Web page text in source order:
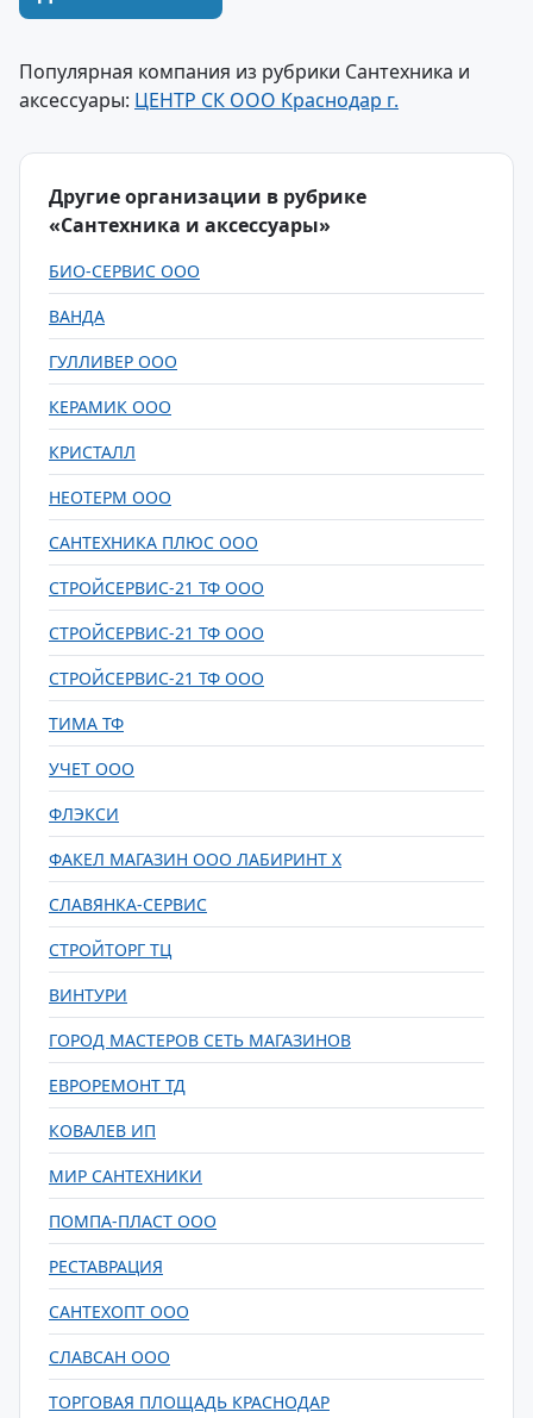
Популярная компания из рубрики Сантехника и
аксессуары: ЦЕНТР СК ООО Краснодар г.
Другие организации в рубрике
«Сантехника и аксессуары»
БИО-СЕРВИС ООО
ВАНДА
ГУЛЛИВЕР ООО
КЕРАМИК ООО
КРИСТАЛЛ
НЕОТЕРМ ООО
САНТЕХНИКА ПЛЮС ООО
СТРОЙСЕРВИС-21 ТФ ООО
СТРОЙСЕРВИС-21 ТФ ООО
СТРОЙСЕРВИС-21 ТФ ООО
ТИМА ТФ
УЧЕТ ООО
ФЛЭКСИ
ФАКЕЛ МАГАЗИН ООО ЛАБИРИНТ Х
СЛАВЯНКА-СЕРВИС
СТРОЙТОРГ ТЦ
ВИНТУРИ
ГОРОД МАСТЕРОВ СЕТЬ МАГАЗИНОВ
ЕВРОРЕМОНТ ТД
КОВАЛЕВ ИП
МИР САНТЕХНИКИ
ПОМПА-ПЛАСТ ООО
РЕСТАВРАЦИЯ
САНТЕХОПТ ООО
СЛАВСАН ООО
ТОРГОВАЯ ПЛОЩАДЬ КРАСНОДАР